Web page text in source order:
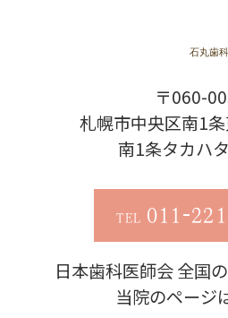
〒060-
札幌市中央区南1
南1条タカハ
TEL 011-
日本歯科医師会 全国
当院のページ